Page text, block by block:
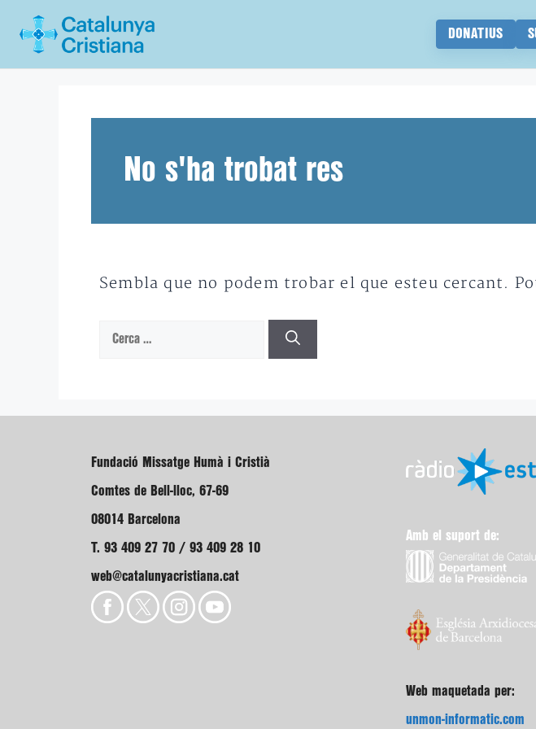
DONATIUS
No s'ha trobat res
Sembla que no podem trobar el que esteu cercant.
Cerca:
Fundació Missatge Humà i Cristià
Comtes de Bell-lloc, 67-69
08014 Barcelona
T. 93 409 27 70 / 93 409 28 10
web@catalunyacristiana.cat
Amb el suport de:
Web maquetada per:
unmon-informatic.com